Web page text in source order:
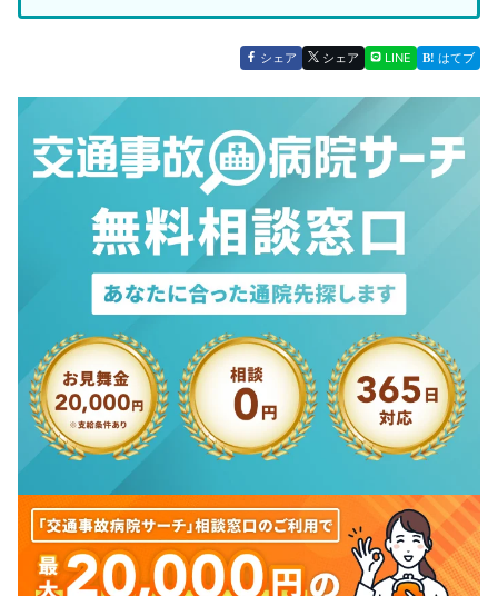
シェア シェア LINE はてブ